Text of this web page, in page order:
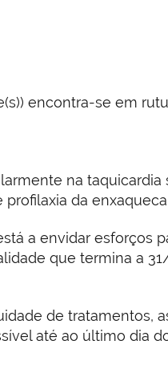
encontra-se em
na taquicardia
da
a envidar esforços
que termina a
de tratamentos,
até ao último dia